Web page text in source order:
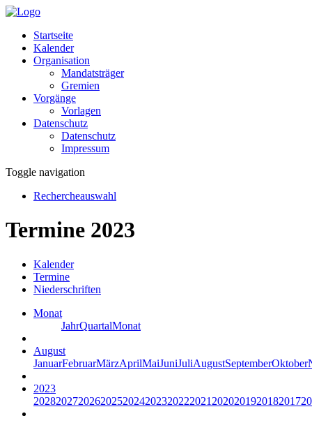
Startseite
Kalender
Organisation
Mandatsträger
Gremien
Vorgänge
Vorlagen
Datenschutz
Datenschutz
Impressum
Toggle navigation
Rechercheauswahl
Termine 2023
Kalender
Termine
Niederschriften
Monat
JahrQuartalMonat
August
JanuarFebruarMärzAprilMaiJuniJuliAugustSeptemberOktober
2023
20282027202620252024202320222021 2020201920182017